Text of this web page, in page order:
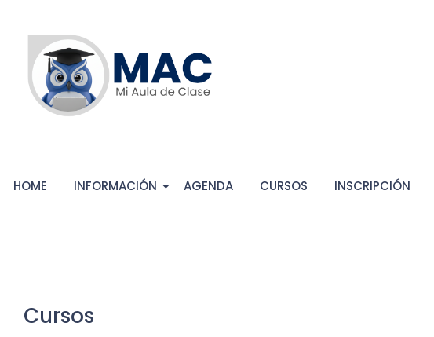
HOME INFORMACIÓN AGENDA CURSOS INSCRIPCIÓN
Cursos